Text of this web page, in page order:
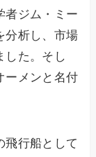
者ジム・ミー
分析し、市場
した。そし
ーメンと名付
飛行船として